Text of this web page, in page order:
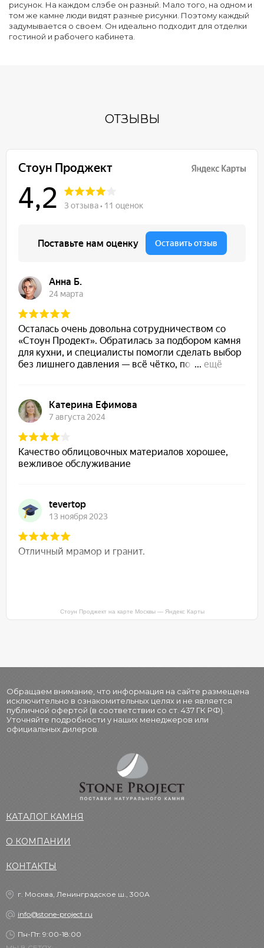
рисунок. На каждом слэбе он разный. Мало того, на одном и
том же камне люди видят разные рисунки. Поэтому каждый
задумывается о своем. Он идеально подходит для отделки
гостиной и рабочего кабинета.
ОТЗЫВЫ
Стоун Проджект на карте Москвы — Яндекс Карты
Обращаем внимание, что информация на сайте размещена
исключительно в ознакомительных целях и не является
публичной офертой (в соответствии со ст. 437 ГК РФ).
Уточняйте подробности у наших менеджеров или
официальных дилеров.
КАТАЛОГ КАМНЯ
О КОМПАНИИ
КОНТАКТЫ
г. Москва, Ленинградское ш., 300А
info@stone-project.ru
Пн-Пт: 9:00-18:00